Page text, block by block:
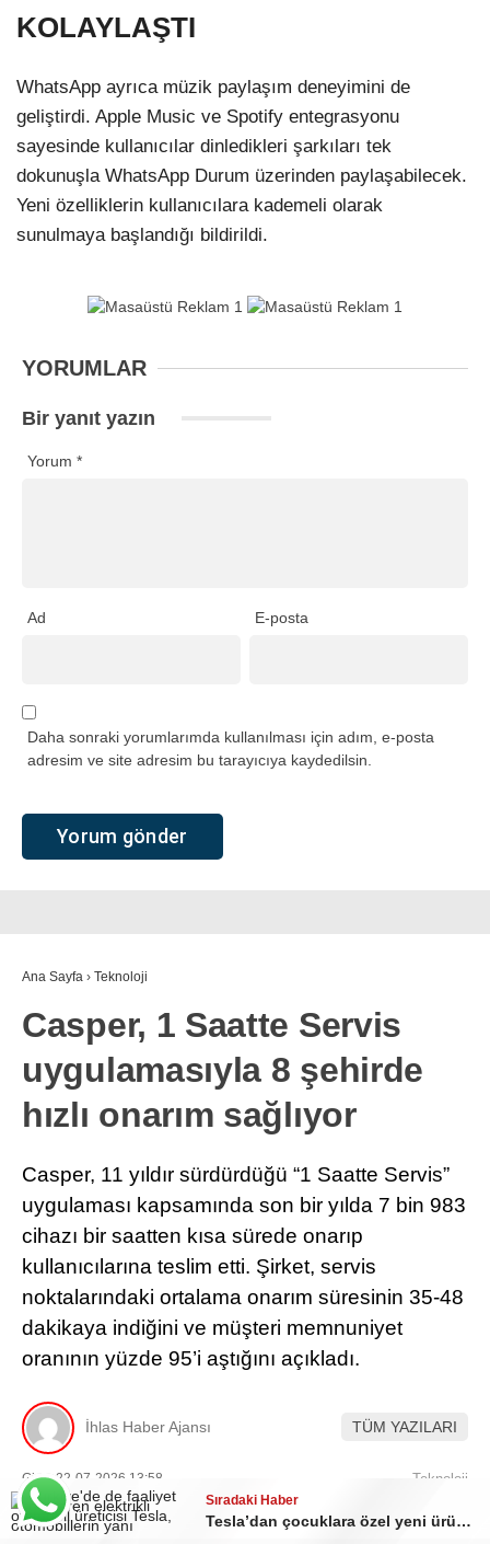
KOLAYLAŞTI
WhatsApp ayrıca müzik paylaşım deneyimini de
geliştirdi. Apple Music ve Spotify entegrasyonu
sayesinde kullanıcılar dinledikleri şarkıları tek
dokunuşla WhatsApp Durum üzerinden paylaşabilecek.
Yeni özelliklerin kullanıcılara kademeli olarak
sunulmaya başlandığı bildirildi.
YORUMLAR
Bir yanıt yazın
Yorum *
Ad E-posta
Daha sonraki yorumlarımda kullanılması için adım, e-posta
adresim ve site adresim bu tarayıcıya kaydedilsin.
Ana Sayfa › Teknoloji
Casper, 1 Saatte Servis
uygulamasıyla 8 şehirde
hızlı onarım sağlıyor
Casper, 11 yıldır sürdürdüğü “1 Saatte Servis”
uygulaması kapsamında son bir yılda 7 bin 983
cihazı bir saatten kısa sürede onarıp
kullanıcılarına teslim etti. Şirket, servis
noktalarındaki ortalama onarım süresinin 35-48
dakikaya indiğini ve müşteri memnuniyet
oranının yüzde 95’i aştığını açıkladı.
İhlas Haber Ajansı TÜM YAZILARI
Giriş: 22-07-2026 13:58 Teknoloji
Sıradaki Haber
Tesla’dan çocuklara özel yeni ürün: Denge bisikleti kısa sürede tükendi!